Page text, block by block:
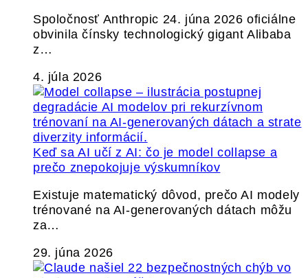
Spoločnosť Anthropic 24. júna 2026 oficiálne
obvinila čínsky technologický gigant Alibaba
z…
4. júla 2026
Keď sa AI učí z AI: čo je model collapse a
prečo znepokojuje výskumníkov
Existuje matematický dôvod, prečo AI modely
trénované na AI-generovaných dátach môžu
za…
29. júna 2026